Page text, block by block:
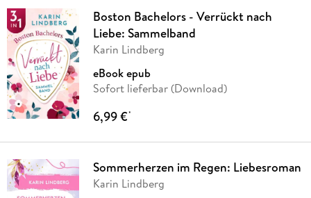
Boston Bachelors - Verrückt nach
Liebe: Sammelband
Karin Lindberg
eBook epub
Sofort lieferbar (Download)
6,99 €*
Sommerherzen im Regen: Liebesroman
Karin Lindberg